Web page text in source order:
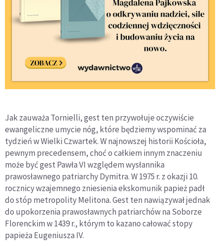
Jak zauważa Tornielli, gest ten przywołuje oczywiście
ewangeliczne umycie nóg, które będziemy wspominać za
tydzień w Wielki Czwartek. W najnowszej historii Kościoła,
pewnym precedensem, choć o całkiem innym znaczeniu
może być gest Pawła VI względem wysłannika
prawosławnego patriarchy Dymitra. W 1975 r. z okazji 10.
rocznicy wzajemnego zniesienia ekskomunik papież padł
do stóp metropolity Melitona. Gest ten nawiązywał jednak
do upokorzenia prawosławnych patriarchów na Soborze
Florenckim w 1439 r., którym to kazano całować stopy
papieża Eugeniusza IV.